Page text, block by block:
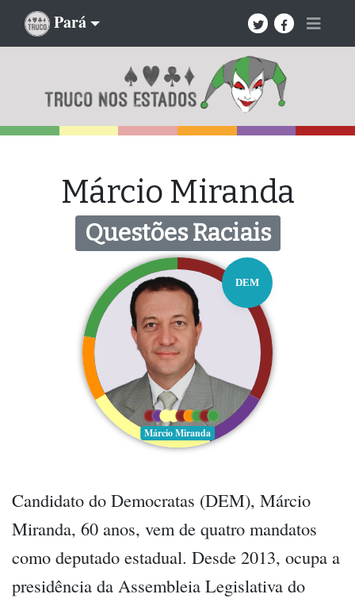
Pará
Márcio Miranda
Questões Raciais
DEM
Márcio Miranda
Candidato do Democratas (DEM), Márcio
Miranda, 60 anos, vem de quatro mandatos
como deputado estadual. Desde 2013, ocupa a
presidência da Assembleia Legislativa do